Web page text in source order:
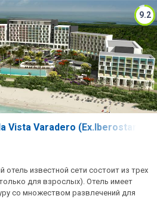
9.2
Vista Varadero (Ex.Iberostar
известной сети состоит из трех
для взрослых). Отель имеет
со множеством развлечений для